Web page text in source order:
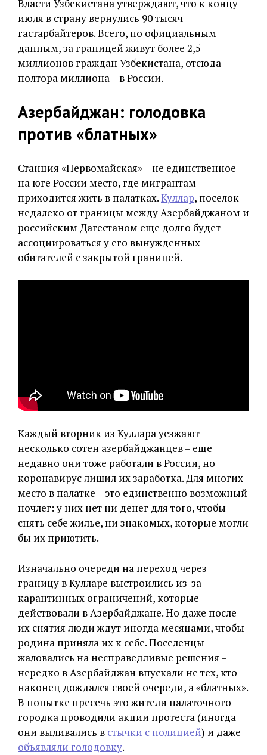
Власти Узбекистана утверждают, что к концу
июля в страну вернулись 90 тысяч
гастарбайтеров. Всего, по официальным
данным, за границей живут более 2,5
миллионов граждан Узбекистана, отсюда
полтора миллиона – в России.
Азербайджан: голодовка
против «блатных»
Станция «Первомайская» – не единственное
на юге России место, где мигрантам
приходится жить в палатках.Куллар, поселок
недалеко от границы между Азербайджаном и
российским Дагестаном еще долго будет
ассоциироваться у его вынужденных
обитателей с закрытой границей.
Каждый вторник из Куллара уезжают
несколько сотен азербайджанцев – еще
недавно они тоже работали в России, но
коронавирус лишил их заработка. Для многих
место в палатке – это единственно возможный
ночлег: у них нет ни денег для того, чтобы
снять себе жилье, ни знакомых, которые могли
бы их приютить.
Изначально очереди на переход через
границу в Кулларе выстроились из-за
карантинных ограничений, которые
действовали в Азербайджане. Но даже после
их снятия люди ждут иногда месяцами, чтобы
родина приняла их к себе. Поселенцы
жаловались на несправедливые решения –
нередко в Азербайджан впускали не тех, кто
наконец дождался своей очереди, а «блатных».
В попытке пресечь это жители палаточного
городка проводили акции протеста (иногда
они выливались в стычки с полицией) и даже
объявляли голодовку.